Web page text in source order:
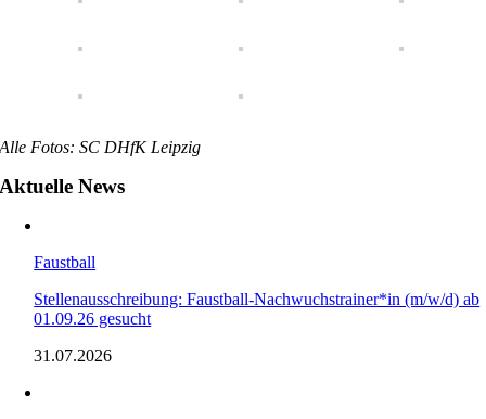
Alle Fotos: SC DHfK Leipzig
Aktuelle News
Faustball
Stellenausschreibung: Faustball-Nachwuchstrainer*in (m/w/d) ab
01.09.26 gesucht
31.07.2026